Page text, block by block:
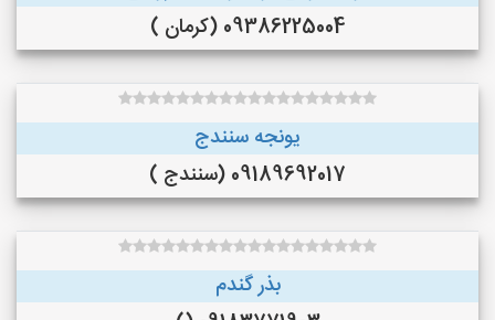
09386225004 (کرمان )
یونجه سنندج
09189692017 (سنندج )
بذر گندم